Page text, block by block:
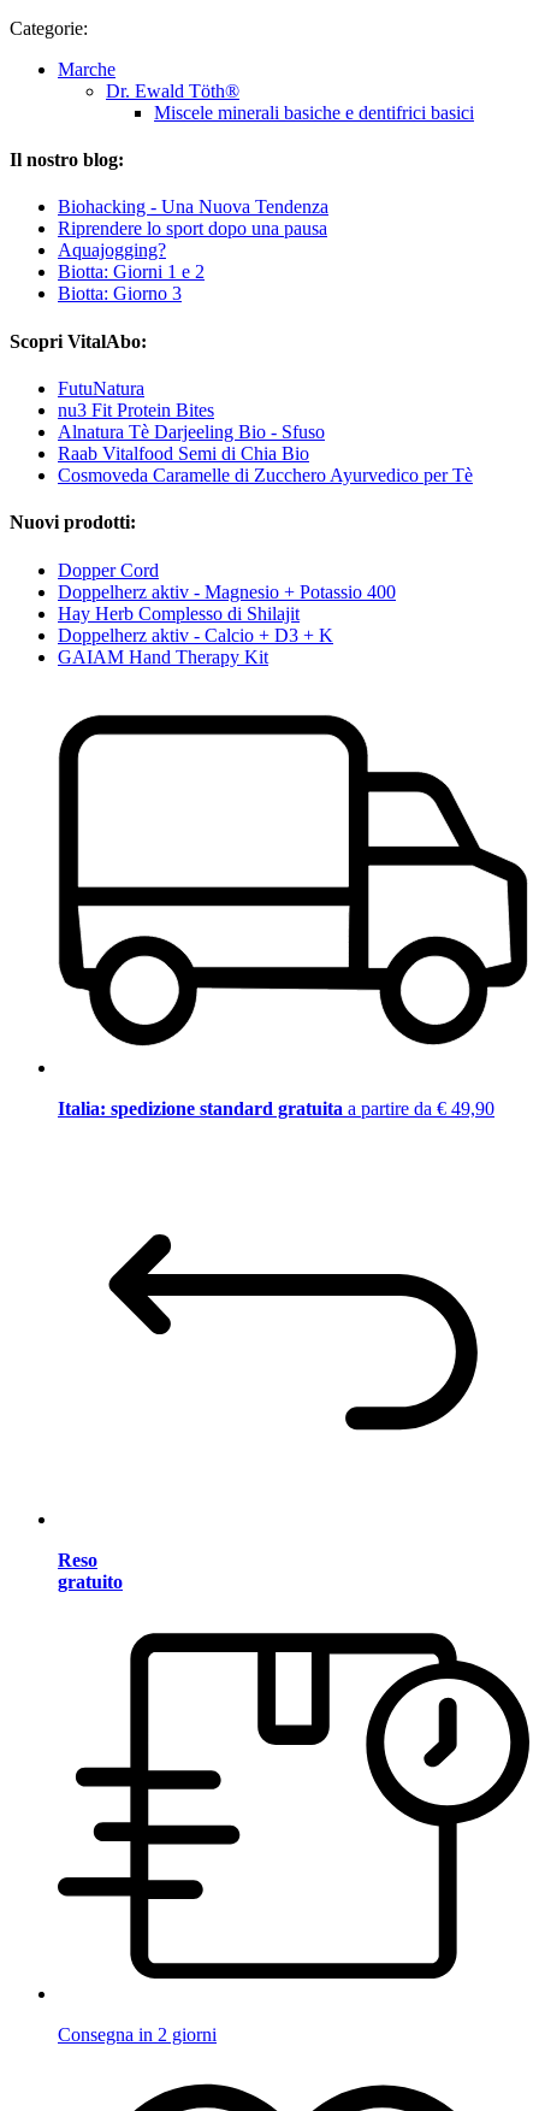
Categorie:
Marche
Dr. Ewald Töth®
Miscele minerali basiche e dentifrici basici
Il nostro blog:
Biohacking - Una Nuova Tendenza
Riprendere lo sport dopo una pausa
Aquajogging?
Biotta: Giorni 1 e 2
Biotta: Giorno 3
Scopri VitalAbo:
FutuNatura
nu3 Fit Protein Bites
Alnatura Tè Darjeeling Bio - Sfuso
Raab Vitalfood Semi di Chia Bio
Cosmoveda Caramelle di Zucchero Ayurvedico per Tè
Nuovi prodotti:
Dopper Cord
Doppelherz aktiv - Magnesio + Potassio 400
Hay Herb Complesso di Shilajit
Doppelherz aktiv - Calcio + D3 + K
GAIAM Hand Therapy Kit
Italia: spedizione standard gratuita a partire da € 49,90
Reso
gratuito
Consegna in 2 giorni